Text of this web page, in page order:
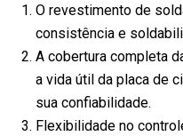
O revestimento de
consistência e
A cobertura completa
a vida útil da placa de
sua confiabilidade.
Flexibilidade no